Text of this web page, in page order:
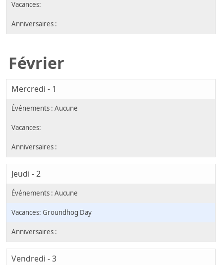
Février
Mercredi - 1
Jeudi - 2
Groundhog Day
Vendredi - 3